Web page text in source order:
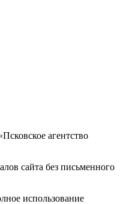
агентство
сайта без письменного
использование